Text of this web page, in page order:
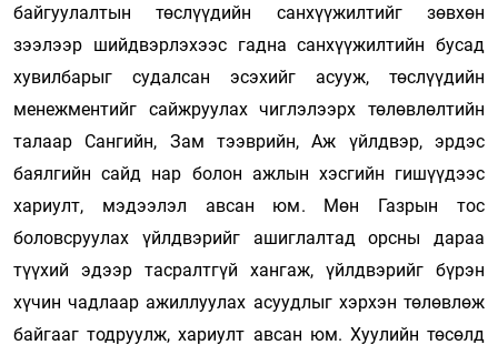
байгуулалтын төслүүдийн санхүүжилтийг зөвхөн
зээлээр шийдвэрлэхээс гадна санхүүжилтийн бусад
хувилбарыг судалсан эсэхийг асууж, төслүүдийн
менежментийг сайжруулах чиглэлээрх төлөвлөлтийн
талаар Сангийн, Зам тээврийн, Аж үйлдвэр, эрдэс
баялгийн сайд нар болон ажлын хэсгийн гишүүдээс
хариулт, мэдээлэл авсан юм. Мөн Газрын тос
боловсруулах үйлдвэрийг ашиглалтад орсны дараа
түүхий эдээр тасралтгүй хангаж, үйлдвэрийг бүрэн
хүчин чадлаар ажиллуулах асуудлыг хэрхэн төлөвлөж
байгааг тодруулж, хариулт авсан юм. Хуулийн төсөлд